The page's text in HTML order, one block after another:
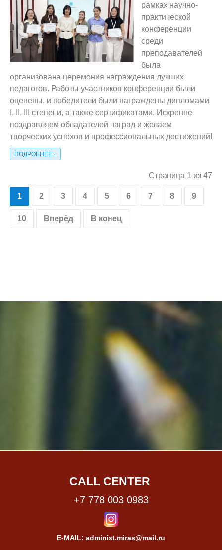
рамках научно-
практической
конференции
среди
преподавателей
была
организована церемония награждения лучших
педагогов. Работы участников конференции были
оценены, и победители были награждены дипломами
I, II, III степени, а также сертификатами. Искренне
поздравляем обладателей наград и желаем
творческих успехов и профессиональных достижений!
ПОДРОБНЕЕ...
Страница 1 из 47
1 2 3 4 5 6 7 8 9
10 Вперёд В конец
CALL CENTER
+7 778 003 0983
E-MAIL: administ.miras@mail.ru